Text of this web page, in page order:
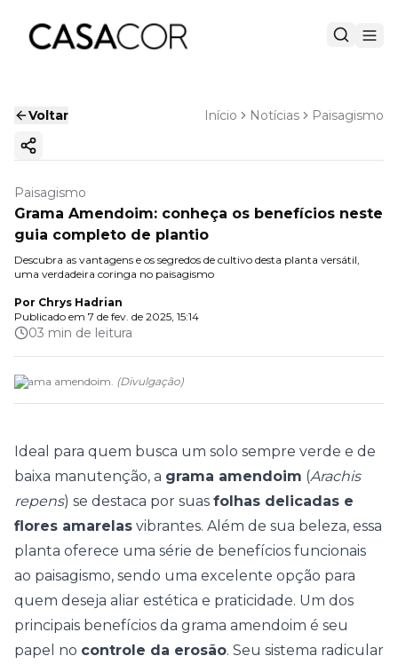
Voltar Início Notícias Paisagismo
Copiar link
Paisagismo
Grama Amendoim: conheça os benefícios neste
guia completo de plantio
Descubra as vantagens e os segredos de cultivo desta planta versátil,
uma verdadeira coringa no paisagismo
Por Chrys Hadrian
Publicado em 7 de fev. de 2025, 15:14
03 min de leitura
Grama amendoim. (Divulgação)
Ideal para quem busca um solo sempre verde e de
baixa manutenção, a grama amendoim (Arachis
repens) se destaca por suas folhas delicadas e
flores amarelas vibrantes. Além de sua beleza, essa
planta oferece uma série de benefícios funcionais
ao paisagismo, sendo uma excelente opção para
quem deseja aliar estética e praticidade. Um dos
principais benefícios da grama amendoim é seu
papel no controle da erosão. Seu sistema radicular